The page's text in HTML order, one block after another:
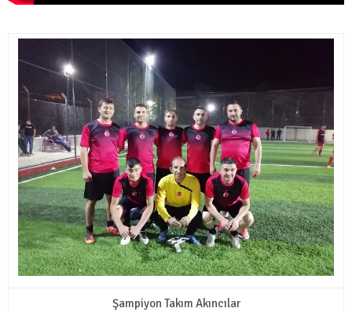
Şampiyon Takım Akıncılar